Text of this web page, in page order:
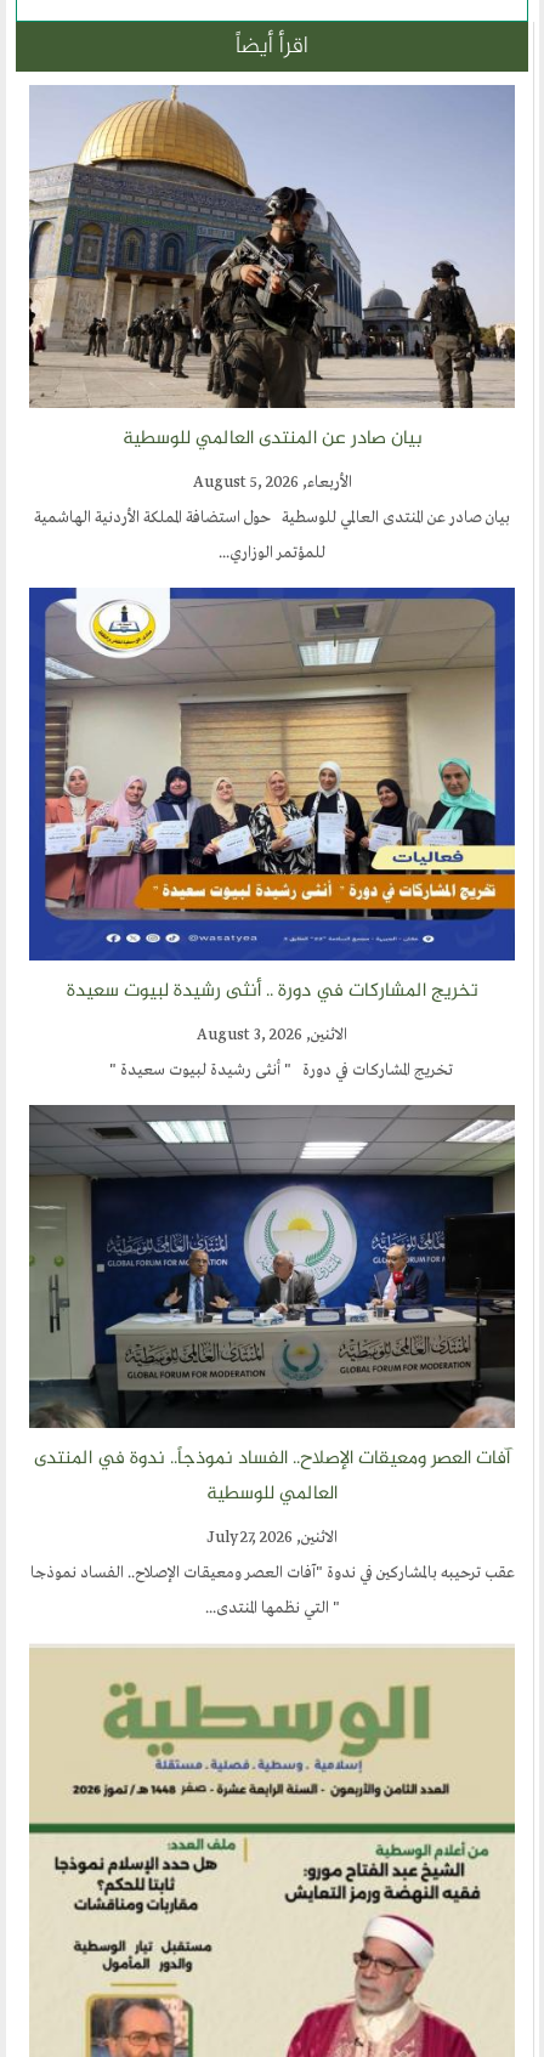
اقرأ أيضاً
بيان صادر عن المنتدى العالمي للوسطية
الأربعاء, August 5, 2026
بيان صادر عن المنتدى العالمي للوسطية حول استضافة المملكة الأردنية الهاشمية
للمؤتمر الوزاري...
تخريج المشاركات في دورة .. أنثى رشيدة لبيوت سعيدة
الاثنين, August 3, 2026
تخريج المشاركات في دورة " أنثى رشيدة لبيوت سعيدة "
آفات العصر ومعيقات الإصلاح.. الفساد نموذجاً.. ندوة في المنتدى
العالمي للوسطية
الاثنين, July 27, 2026
عقب ترحيبه بالمشاركين في ندوة "آفات العصر ومعيقات الإصلاح.. الفساد نموذجا
" التي نظمها المنتدى...